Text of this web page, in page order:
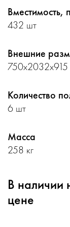
Вместимость,
432 шт
Внешние
Количество
6 шт
Масса
258 кг
В наличии
цене